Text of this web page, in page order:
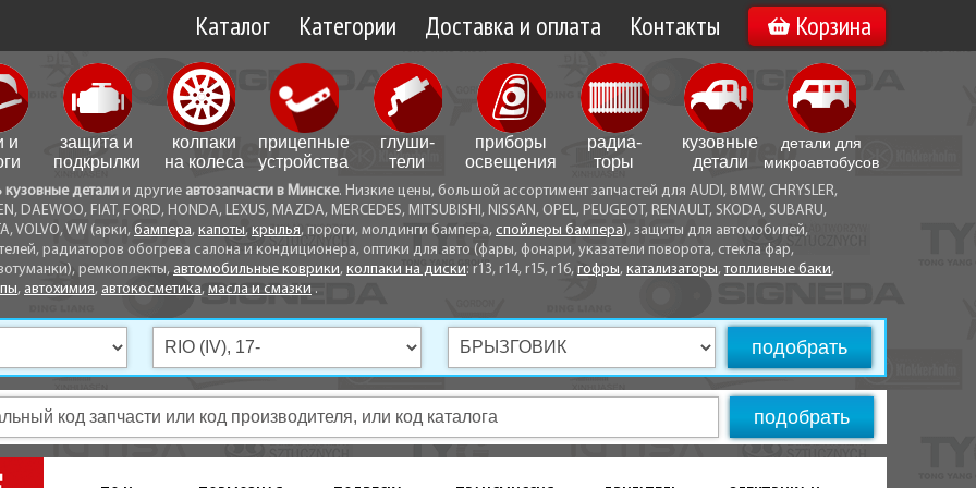
Каталог Категории Доставка и оплата
Доставка по Минску
Доставка по Беларуси
Самовывоз
Способы оплаты
Контакты
Вакансии
Корзина
и
защита и
подкрылки
колпаки
на колеса
прицепные
устройства
глуши­
тели
приборы
освещения
радиа­
торы
кузовные
детали
детали для
микро­автобусов
кузовные детали и другие автозапчасти в Минске. Низкие цены, большой ассортимент запчастей для AUDI, BMW, CHRYSLER,
DAEWOO, FIAT, FORD, HONDA, LEXUS, MAZDA, MERCEDES, MITSUBISHI, NISSAN, OPEL, PEUGEOT, RENAULT, SKODA, SUBARU,
VOLVO, VW (арки, бампера, капоты, крылья, пороги, молдинги бампера, спойлеры бампера), защиты для автомобилей,
радиаторов обогрева салона и кондиционера, оптики для авто (фары, фонари, указатели поворота, стекла фар,
ремкоплекты, автомобильные коврики, колпаки на диски: r13, r14, r15, r16, гофры, катализаторы,топливные баки,
, автохимия, автокосметика, масла и смазки .